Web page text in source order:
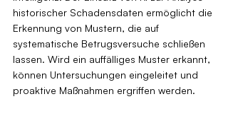
historischer Schadensdaten ermöglicht die
Erkennung von Mustern, die auf
systematische Betrugsversuche schließen
lassen. Wird ein auffälliges Muster erkannt,
können Untersuchungen eingeleitet und
proaktive Maßnahmen ergriffen werden.